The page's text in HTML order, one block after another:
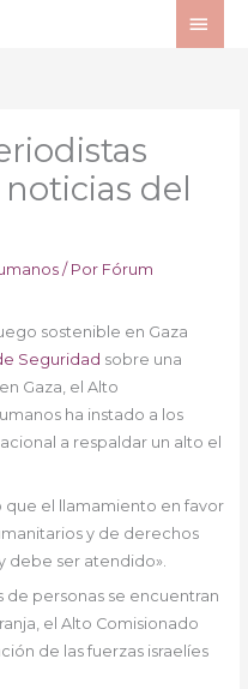
del
/ Por Fórum
sostenible en Gaza
Seguridad sobre una
Gaza, el Alto
ha instado a los
a respaldar un alto el
que el llamamiento en favor
y de derechos
debe ser atendido».
personas se encuentran
el Alto Comisionado
de las fuerzas israelíes